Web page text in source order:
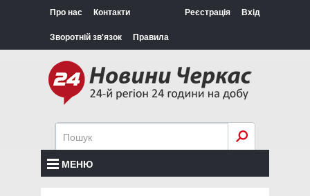
Про нас Контакти
Зворотній зв'язок Правила
Реєстрація Вхід
МЕНЮ